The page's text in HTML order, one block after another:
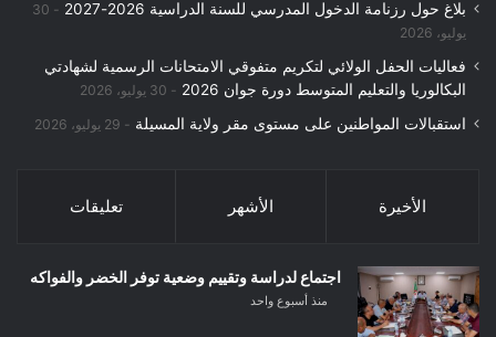
بلاغ حول رزنامة الدخول المدرسي للسنة الدراسية 2026-2027
30
يوليو، 2026
فعاليات الحفل الولائي لتكريم متفوقي الامتحانات الرسمية لشهادتي
البكالوريا والتعليم المتوسط دورة جوان 2026
30 يوليو، 2026
استقبالات المواطنين على مستوى مقر ولاية المسيلة 29 يوليو، 2026
الأخيرة الأشهر تعليقات
اجتماع لدراسة وتقييم وضعية توفر الخضر والفواكه
منذ أسبوع واحد